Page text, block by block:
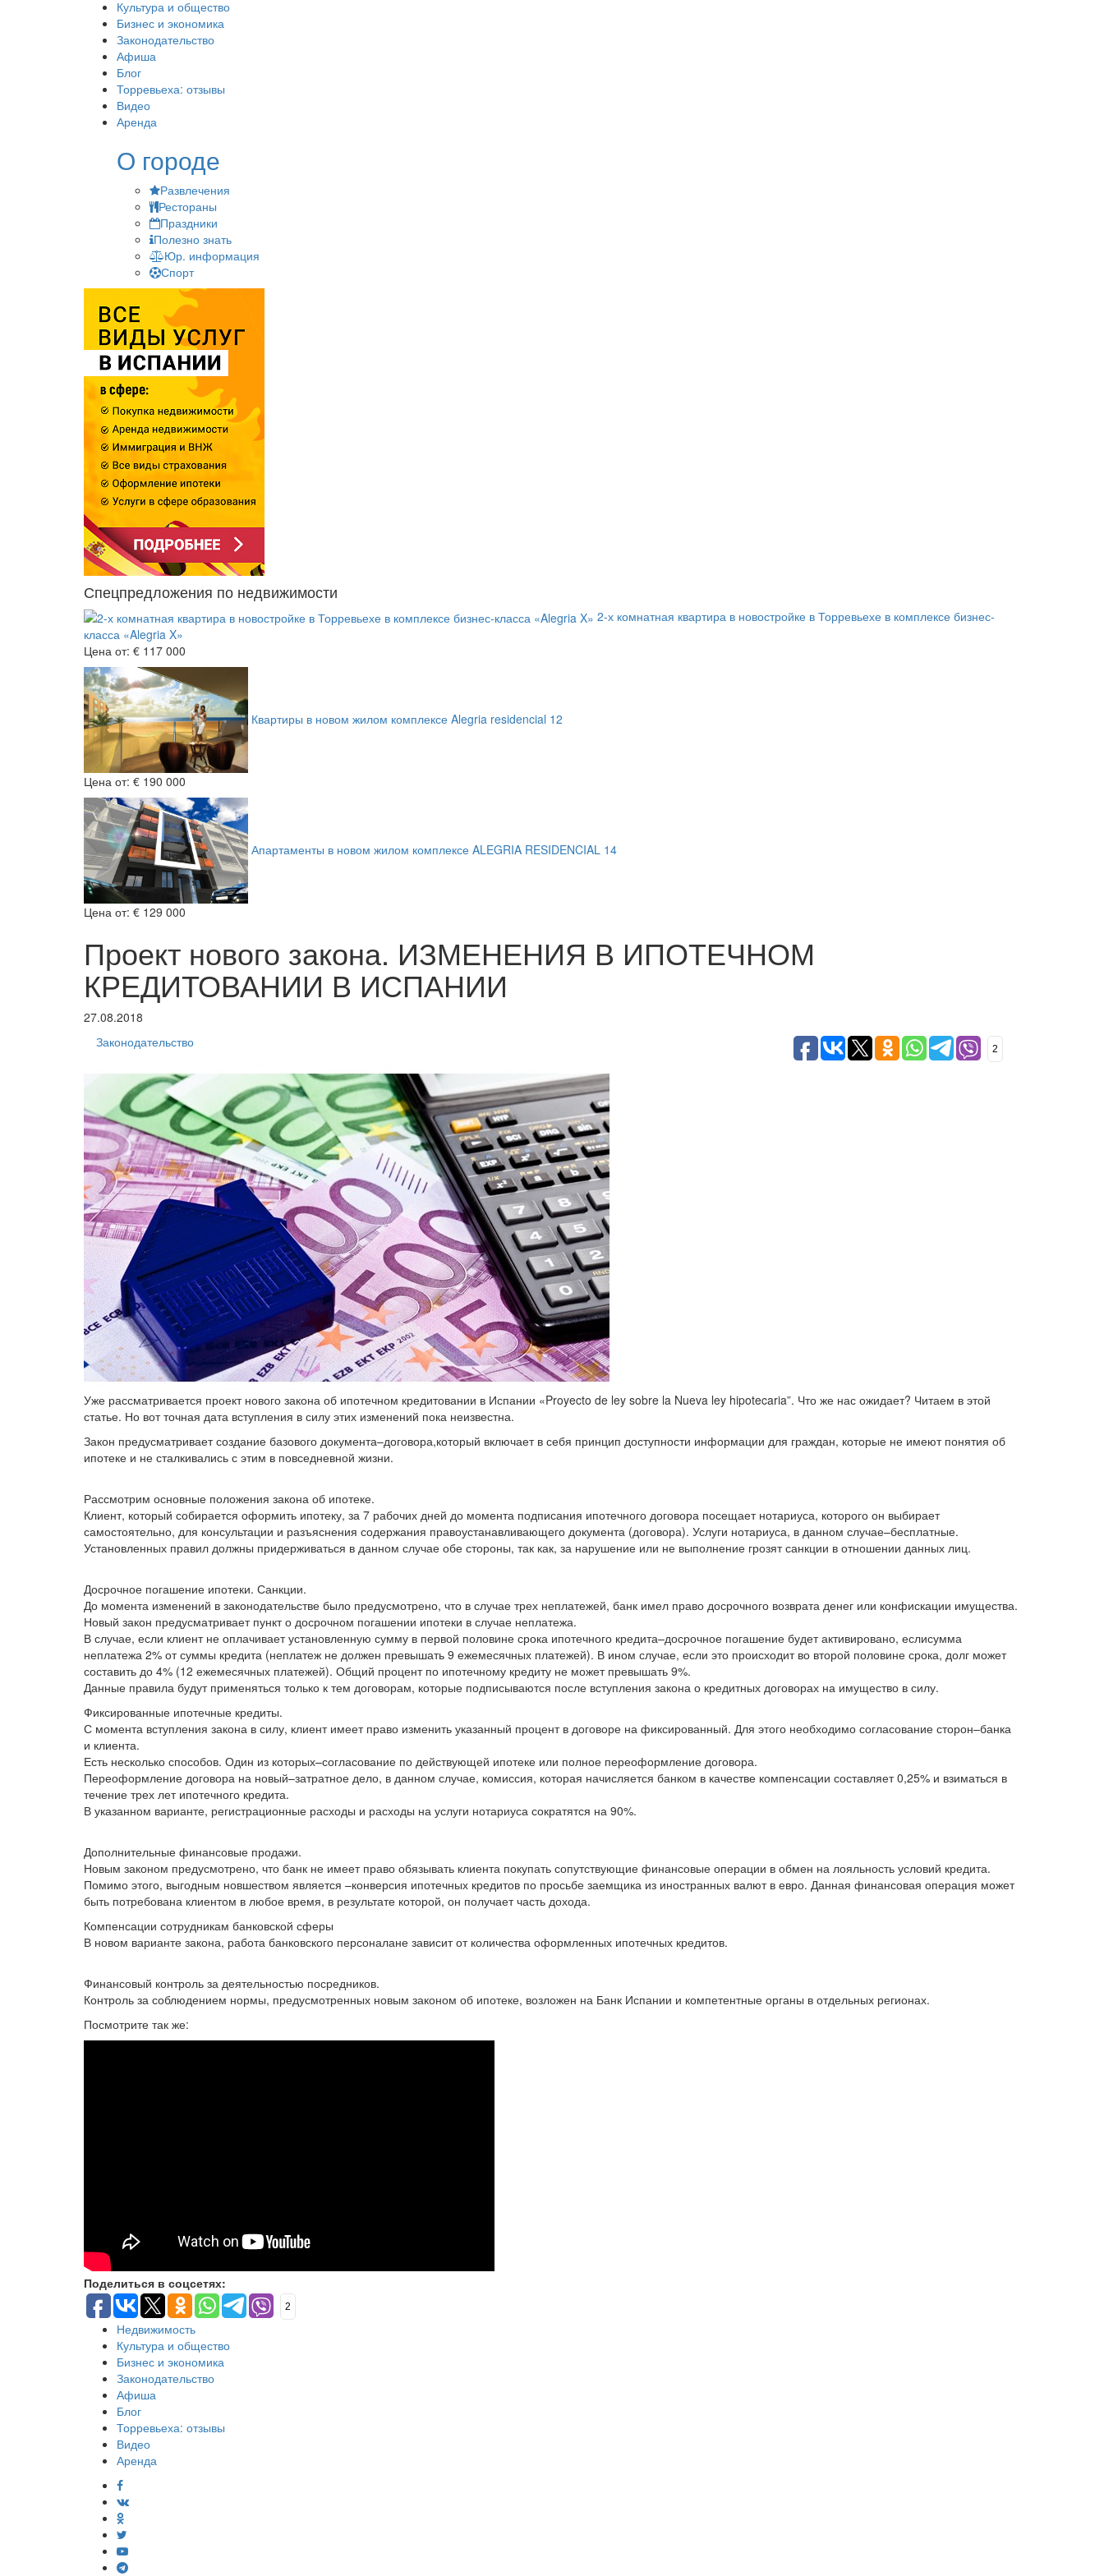
Культура и общество
Бизнес и экономика
Законодательство
Афиша
Блог
Торревьеха: отзывы
Видео
Аренда
О городе
Развлечения
Рестораны
Праздники
Полезно знать
Юр. информация
Спорт
Спецпредложения по недвижимости
2-х комнатная квартира в новостройке в Торревьехе в комплексе бизнес-
класса «Alegria X»
Цена от: € 117 000
Квартиры в новом жилом комплексе Alegria residencial 12
Цена от: € 190 000
Апартаменты в новом жилом комплексе ALEGRIA RESIDENCIAL 14
Цена от: € 129 000
Проект нового закона. ИЗМЕНЕНИЯ В ИПОТЕЧНОМ
КРЕДИТОВАНИИ В ИСПАНИИ
27.08.2018
Законодательство
2
Уже рассматривается проект нового закона об ипотечном кредитовании в Испании «Proyecto de ley sobre la Nueva ley hipotecaria”. Что же нас ожидает? Читаем в этой
статье. Но вот точная дата вступления в силу этих изменений пока неизвестна.
Закон предусматривает создание базового документа–договора,который включает в себя принцип доступности информации для граждан, которые не имеют понятия об
ипотеке и не сталкивались с этим в повседневной жизни.
Рассмотрим основные положения закона об ипотеке.
Клиент, который собирается оформить ипотеку, за 7 рабочих дней до момента подписания ипотечного договора посещает нотариуса, которого он выбирает
самостоятельно, для консультации и разъяснения содержания правоустанавливающего документа (договора). Услуги нотариуса, в данном случае–бесплатные.
Установленных правил должны придерживаться в данном случае обе стороны, так как, за нарушение или не выполнение грозят санкции в отношении данных лиц.
Досрочное погашение ипотеки. Санкции.
До момента изменений в законодательстве было предусмотрено, что в случае трех неплатежей, банк имел право досрочного возврата денег или конфискации имущества.
Новый закон предусматривает пункт о досрочном погашении ипотеки в случае неплатежа.
В случае, если клиент не оплачивает установленную сумму в первой половине срока ипотечного кредита–досрочное погашение будет активировано, еслисумма
неплатежа 2% от суммы кредита (неплатеж не должен превышать 9 ежемесячных платежей). В ином случае, если это происходит во второй половине срока, долг может
составить до 4% (12 ежемесячных платежей). Общий процент по ипотечному кредиту не может превышать 9%.
Данные правила будут применяться только к тем договорам, которые подписываются после вступления закона о кредитных договорах на имущество в силу.
Фиксированные ипотечные кредиты.
С момента вступления закона в силу, клиент имеет право изменить указанный процент в договоре на фиксированный. Для этого необходимо согласование сторон–банка
и клиента.
Есть несколько способов. Один из которых–согласование по действующей ипотеке или полное переоформление договора.
Переоформление договора на новый–затратное дело, в данном случае, комиссия, которая начисляется банком в качестве компенсации составляет 0,25% и взиматься в
течение трех лет ипотечного кредита.
В указанном варианте, регистрационные расходы и расходы на услуги нотариуса сократятся на 90%.
Дополнительные финансовые продажи.
Новым законом предусмотрено, что банк не имеет право обязывать клиента покупать сопутствующие финансовые операции в обмен на лояльность условий кредита.
Помимо этого, выгодным новшеством является –конверсия ипотечных кредитов по просьбе заемщика из иностранных валют в евро. Данная финансовая операция может
быть потребована клиентом в любое время, в результате которой, он получает часть дохода.
Компенсации сотрудникам банковской сферы
В новом варианте закона, работа банковского персоналане зависит от количества оформленных ипотечных кредитов.
Финансовый контроль за деятельностью посредников.
Контроль за соблюдением нормы, предусмотренных новым законом об ипотеке, возложен на Банк Испании и компетентные органы в отдельных регионах.
Посмотрите так же:
Поделиться в соцсетях:
2
Недвижимость
Культура и общество
Бизнес и экономика
Законодательство
Афиша
Блог
Торревьеха: отзывы
Видео
Аренда